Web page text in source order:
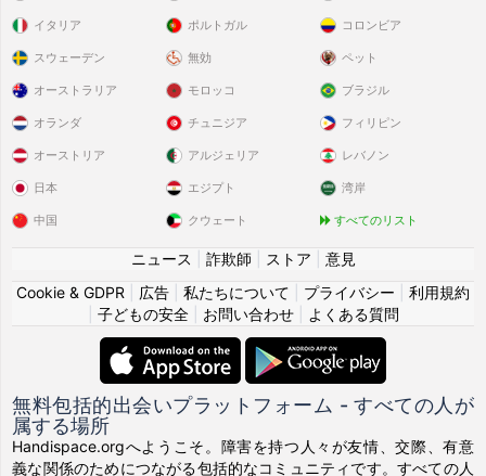
イタリア
スウェーデン
ポルトガル
無効
コロンビア
ペット
オーストラリア
オランダ
オーストリア
日本
中国
モロッコ
チュニジア
アルジェリア
エジプト
クウェート
ブラジル
フィリピン
レバノン
湾岸
すべてのリスト
ニュース 詐欺師 ストア
意見
Cookie & GDPR
広告 私たちについて プライバシー
利用規約
子どもの安全| お問い合わせ| よくある質問
無料包括的出会いプラットフォーム - すべての人が
属する場所
Handispace.orgへようこそ。障害を持つ人々が友情、交際、有意
義な関係のためにつながる包括的なコミュニティです。すべての人